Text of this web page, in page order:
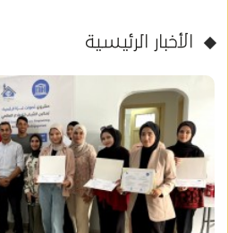
الأخبار الرئيسية